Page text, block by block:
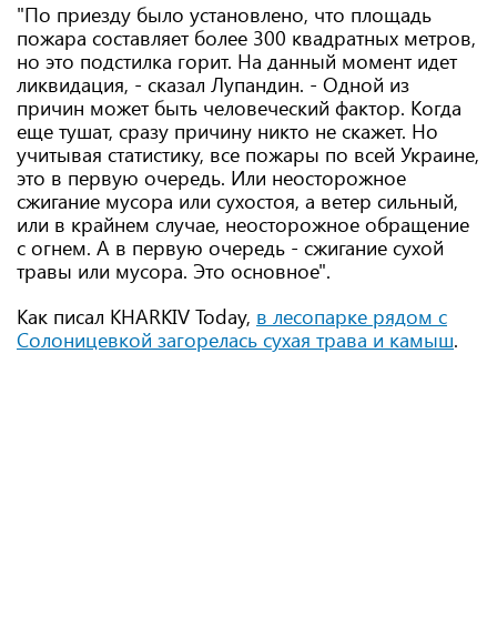
"По приезду было установлено, что площадь
пожара составляет более 300 квадратных метров,
но это подстилка горит. На данный момент идет
ликвидация, - сказал Лупандин. - Одной из
причин может быть человеческий фактор. Когда
еще тушат, сразу причину никто не скажет. Но
учитывая статистику, все пожары по всей Украине,
это в первую очередь. Или неосторожное
сжигание мусора или сухостоя, а ветер сильный,
или в крайнем случае, неосторожное обращение
с огнем. А в первую очередь - сжигание сухой
травы или мусора. Это основное".
Как писал KHARKIV Today, в лесопарке рядом с
Солоницевкой загорелась сухая трава и камыш.